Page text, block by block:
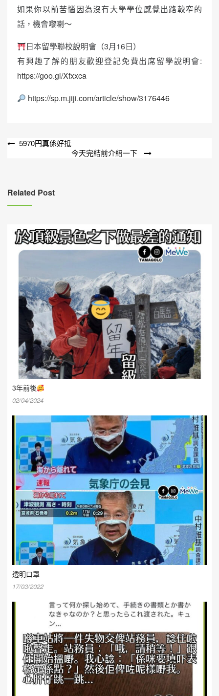
如果你以前苦惱因為沒有大學學位感覺出路較窄的
話，機會嚟喇～
日本留學聯校說明會（3月16日）
有興趣了解的朋友歡迎登記免費出席留學說明會:
https://goo.gl/Xfxxca
https://sp.m.jiji.com/article/show/3176446
文
覽
5970円真係好抵
今天完結前介紹一下
Related Post
3年前後
02/04/2024
透明口罩
17/03/2022